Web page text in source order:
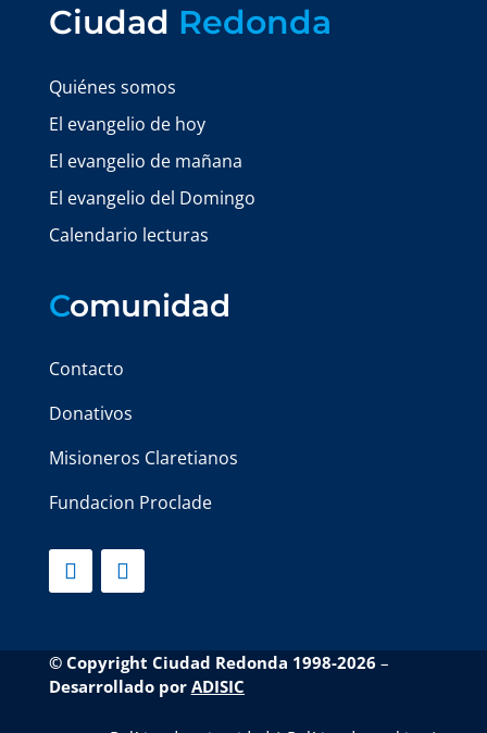
Ciudad Redonda
Quiénes somos
El evangelio de hoy
El evangelio de mañana
El evangelio del Domingo
Calendario lecturas
Comunidad
Contacto
Donativos
Misioneros Claretianos
Fundacion Proclade
© Copyright Ciudad Redonda 1998-2026 –
Desarrollado por ADISIC